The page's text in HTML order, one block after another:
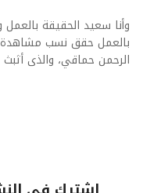
وأنا سعيد الحقيقة
بالعمل حقق نسب مشاهدة
الرحمن حماقي، والذى